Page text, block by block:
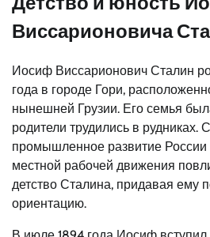
Виссарионовича
Иосиф Виссарионович Сталин
года в городе Гори,
нынешней Грузии. Его семья
родители трудились в рудниках.
промышленное развитие России
местной рабочей движения
детство Сталина, придавая ему
ориентацию.